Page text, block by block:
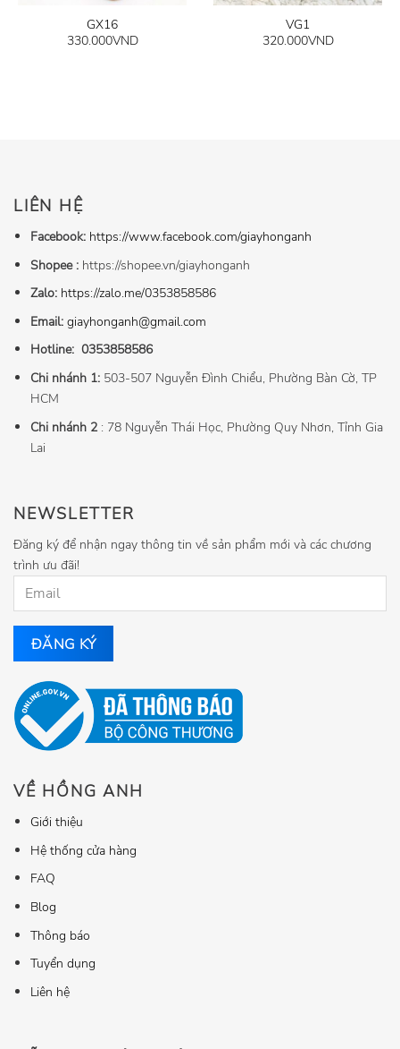
GX16
330.000VND
VG1
320.000VND
NEWSLETTER
Đăng ký để nhận ngay thông tin về sản phẩm mới và các chương
trình ưu đãi!
VỀ HỒNG ANH
Giới thiệu
Hệ thống cửa hàng
FAQ
Blog
Thông báo
Tuyển dụng
Liên hệ
LIÊN HỆ
Facebook: https://www.facebook.com/giayhonganh
Shopee : https://shopee.vn/giayhonganh
Zalo: https://zalo.me/0353858586
Email: giayhonganh@gmail.com
Hotline: 0353858586
Chi nhánh 1: 503-507 Nguyễn Đình Chiểu, Phường Bàn Cờ, TP
HCM
Chi nhánh 2: 78 Nguyễn Thái Học, Phường Quy Nhơn, Tỉnh Gia
Lai